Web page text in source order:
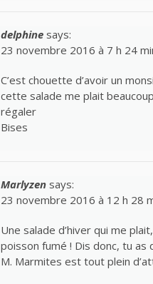
delphine says:
23 novembre 2016 à 7 h 24
C’est chouette d’avoir un
cette salade me plait
régaler
Bises
Marlyzen says:
23 novembre 2016 à 12 h 28
Une salade d’hiver qui me
poisson fumé ! Dis donc, tu as
M. Marmites est tout plein